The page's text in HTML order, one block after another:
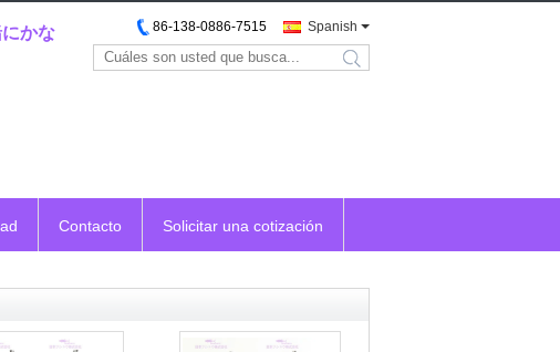
かな
Spanish
86-138-0886-7515
search
Contacto Solicitar una cotización